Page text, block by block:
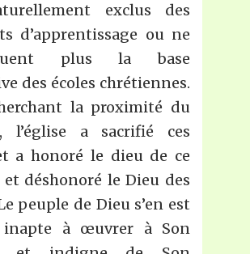
exclus des
d’apprentissage ou ne
plus la base
des écoles chrétiennes.
la proximité du
l’église a sacrifié ces
a honoré le dieu de ce
déshonoré le Dieu des
peuple de Dieu s’en est
inapte à œuvrer à Son